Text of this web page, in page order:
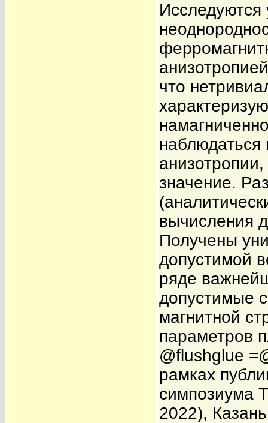
Исследуются
что
наблюдаться
значение.
вычисления
Получены
допустимой
ряде
допустимые
магнитной
параметров
@flushglue
рамках
симпозиума
2022),